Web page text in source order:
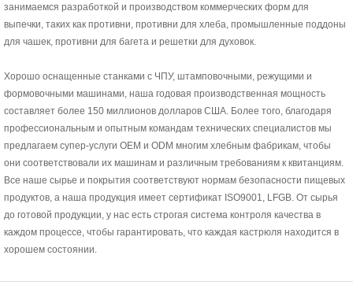
занимаемся разработкой и производством коммерческих форм для
выпечки, таких как противни, противни для хлеба, промышленные поддоны
для чашек, противни для багета и решетки для духовок.
Хорошо оснащенные станками с ЧПУ, штамповочными, режущими и
формовочными машинами, наша годовая производственная мощность
составляет более 150 миллионов долларов США. Более того, благодаря
профессиональным и опытным командам технических специалистов мы
предлагаем супер-услуги OEM и ODM многим хлебным фабрикам, чтобы
они соответствовали их машинам и различным требованиям к квитанциям.
Все наше сырье и покрытия соответствуют нормам безопасности пищевых
продуктов, а наша продукция имеет сертификат ISO9001, LFGB. От сырья
до готовой продукции, у нас есть строгая система контроля качества в
каждом процессе, чтобы гарантировать, что каждая кастрюля находится в
хорошем состоянии.